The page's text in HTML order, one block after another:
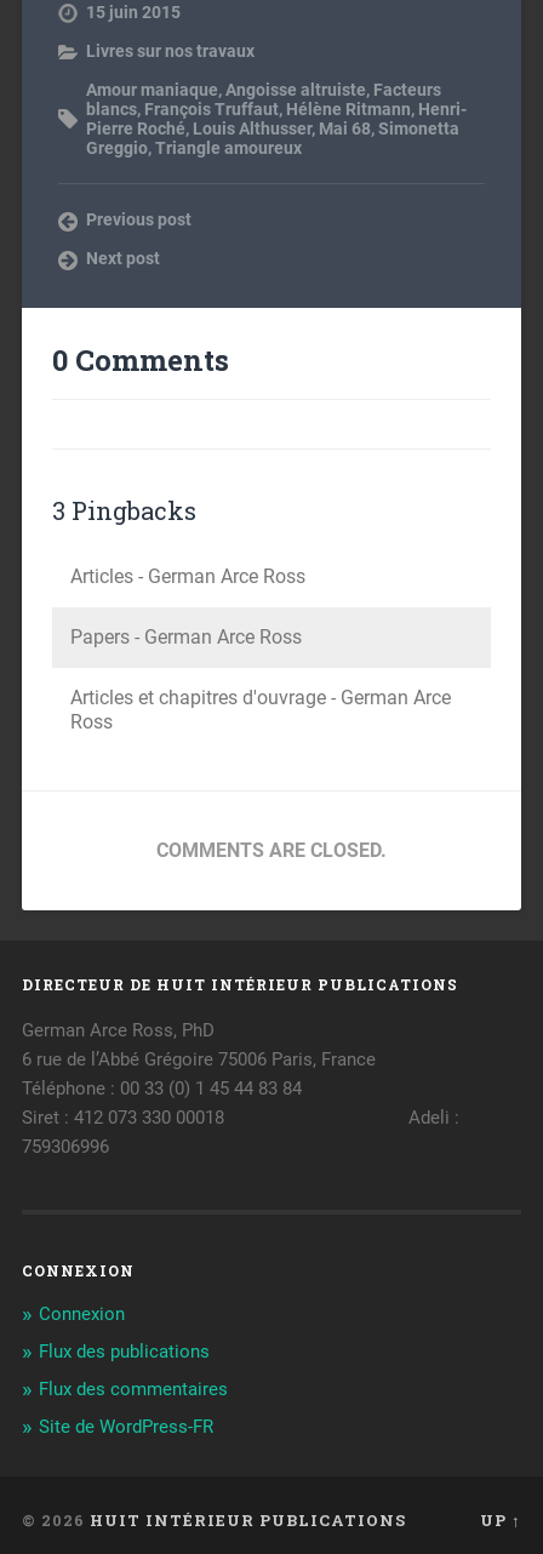
15 juin 2015
Livres sur nos travaux
Amour maniaque,Angoisse altruiste, Facteurs
blancs, François Truffaut, Hélène Ritmann, Henri-
Pierre Roché, Louis Althusser, Mai 68,Simonetta
Greggio,Triangle amoureux
Previous post
Next post
0 Comments
3 Pingbacks
Articles - German Arce Ross
Papers - German Arce Ross
Articles et chapitres d'ouvrage - German Arce
Ross
COMMENTS ARE CLOSED.
DIRECTEUR DE HUIT INTÉRIEUR PUBLICATIONS
German Arce Ross, PhD
6 rue de l’Abbé Grégoire 75006 Paris, France
Téléphone : 00 33 (0) 1 45 44 83 84
Siret : 412 073 330 00018 Adeli :
759306996
CONNEXION
Connexion
Flux des publications
Flux des commentaires
Site de WordPress-FR
© 2026 HUIT INTÉRIEUR PUBLICATIONS UP ↑